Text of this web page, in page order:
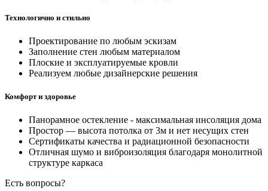
Технологично и стильно
Проектирование по любым эскизам
Заполнение стен любым материалом
Плоские и эксплуатируемые кровли
Реализуем любые дизайнерские решения
Комфорт и здоровье
Панорамное остекление - максимальная инсоляция дома
Простор — высота потолка от 3м и нет несущих стен
Сертификаты качества и радиационной безопасности
Отличная шумо и виброизоляция благодаря монолитной
структуре каркаса
Есть вопросы?